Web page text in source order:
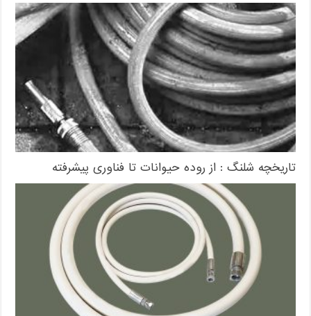
تاریخچه شلنگ : از روده حیوانات تا فناوری پیشرفته